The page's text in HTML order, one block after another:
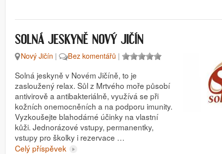
SOLNÁ JESKYNĚ NOVÝ JIČÍN
Nový Jičín | Bez komentářů |
Solná jeskyně v Novém Jičíně, to je
zasloužený relax. Sůl z Mrtvého moře působí
antivirově a antibakteriálně, využívá se při
kožních onemocněních a na podporu imunity.
Vyzkoušejte blahodárné účinky na vlastní
kůži. Jednorázové vstupy, permanentky,
vstupy pro školky i rezervace …
Celý příspěvek